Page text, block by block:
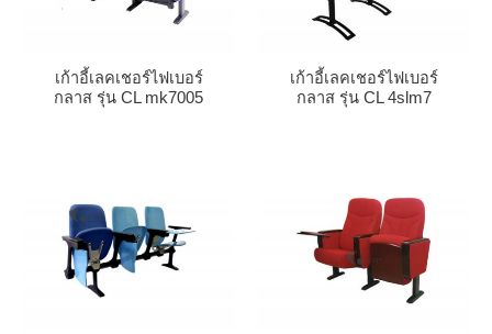
เก้าอี้เลคเชอร์ไฟเบอร์
กลาส รุ่น CL mk7005
เก้าอี้เลคเชอร์ไฟเบอร์
กลาส รุ่น CL 4slm7